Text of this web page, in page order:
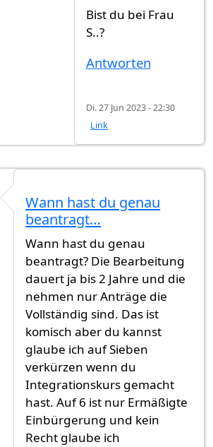
Bist du bei Frau
S..?
Antworten
Di. 27 Jun 2023 - 22:30
Link
Ich brauche eure Hilfe
Wann hast du genau
beantragt…
Wann hast du genau
beantragt? Die Bearbeitung
dauert ja bis 2 Jahre und die
nehmen nur Anträge die
Vollständig sind. Das ist
komisch aber du kannst
glaube ich auf Sieben
verkürzen wenn du
Integrationskurs gemacht
hast. Auf 6 ist nur Ermäßigte
Einbürgerung und kein
Recht glaube ich